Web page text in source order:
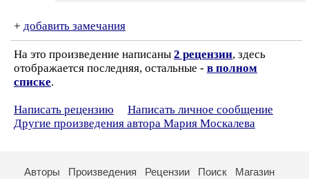
+ добавить замечания
На это произведение написаны 2 рецензии, здесь
отображается последняя, остальные - в полном
списке.
Написать рецензию
Написать личное сообщение
Другие произведения автора Мария Москалева
Авторы Произведения Рецензии Поиск
Магазин